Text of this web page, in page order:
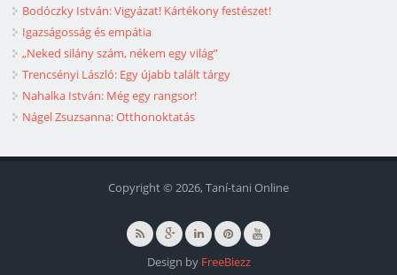
Bodóczky István: Vigyázat! Kártékony festészet!
Igazságosság és empátia
„Neked silány szám, nékem egy világ”
Trencsényi László: Egy újabb talált tárgy
Nahalka István: Még egy rangsor!
Nágel Zsuzsanna: Otthonoktatás
Copyright © 2026, Taní-tani Online
Design by FreeBiezz